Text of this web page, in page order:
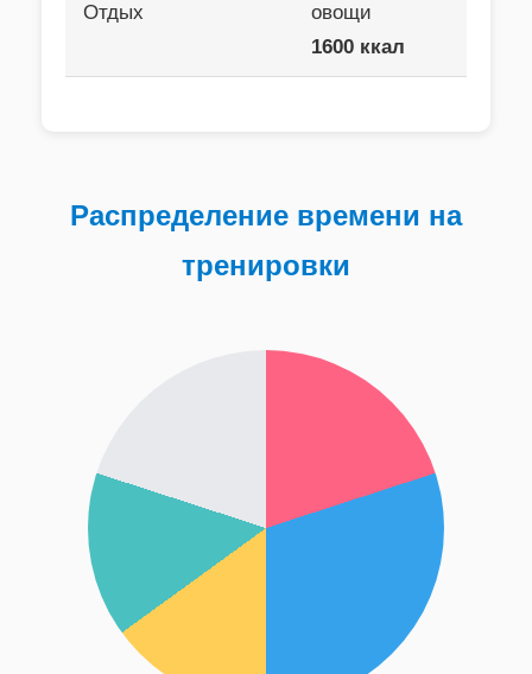
Отдых
овощи
1600 ккал
Распределение времени на
тренировки